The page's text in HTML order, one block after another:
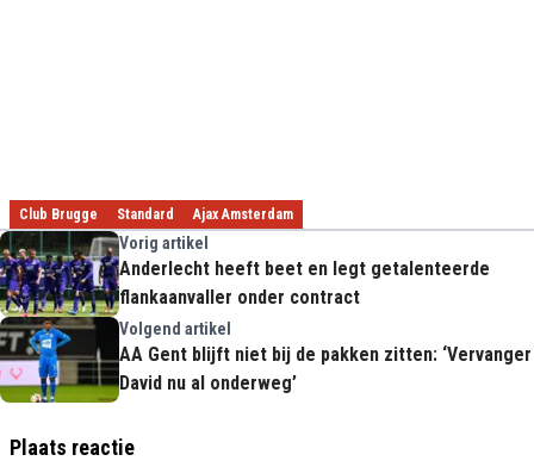
Club Brugge Standard Ajax Amsterdam
Vorig artikel
Anderlecht heeft beet en legt getalenteerde
flankaanvaller onder contract
Volgend artikel
AA Gent blijft niet bij de pakken zitten: ‘Vervanger
David nu al onderweg’
Plaats reactie